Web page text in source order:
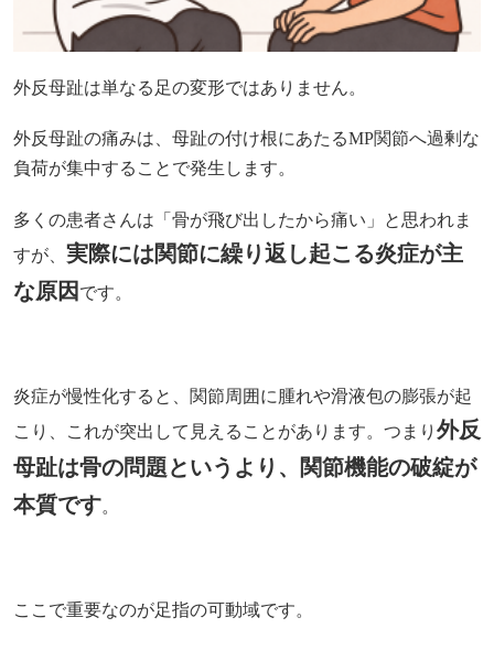
外反母趾は単なる足の変形ではありません。
外反母趾の痛みは、母趾の付け根にあたるMP関節へ過剰な
負荷が集中することで発生します。
多くの患者さんは「骨が飛び出したから痛い」と思われま
すが、 実際には関節に繰り返し起こる炎症が主
な原因 です。
炎症が慢性化すると、関節周囲に腫れや滑液包の膨張が起
こり、これが突出して見えることがあります。つまり 外反
母趾は骨の問題というより、関節機能の破綻が
本質です。
ここで重要なのが足指の可動域です。